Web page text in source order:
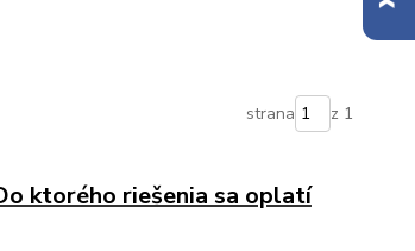
strana z 1
ktorého riešenia sa oplatí